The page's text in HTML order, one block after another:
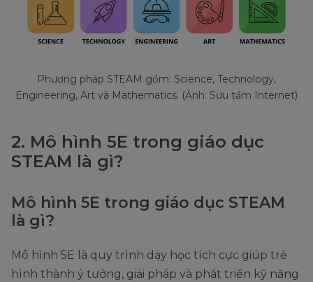
Phương pháp STEAM gồm: Science, Technology,
Engineering, Art và Mathematics. (Ảnh: Sưu tầm Internet)
2. Mô hình 5E trong giáo dục
STEAM là gì?
Mô hình 5E trong giáo dục STEAM
là gì?
Mô hình 5E là quy trình dạy học tích cực giúp trẻ
hình thành ý tưởng, giải pháp và phát triển kỹ năng